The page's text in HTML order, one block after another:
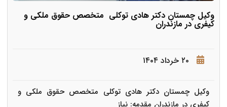
وکیل چمستان دکتر هادی توکلی متخصص حقوق ملکی و
کیفری در مازندران
۲۰ خرداد ۱۴۰۴
وکیل چمستان دکتر هادی توکلی متخصص حقوق ملکی و
کیفری در مازندران مقدمه: نیاز